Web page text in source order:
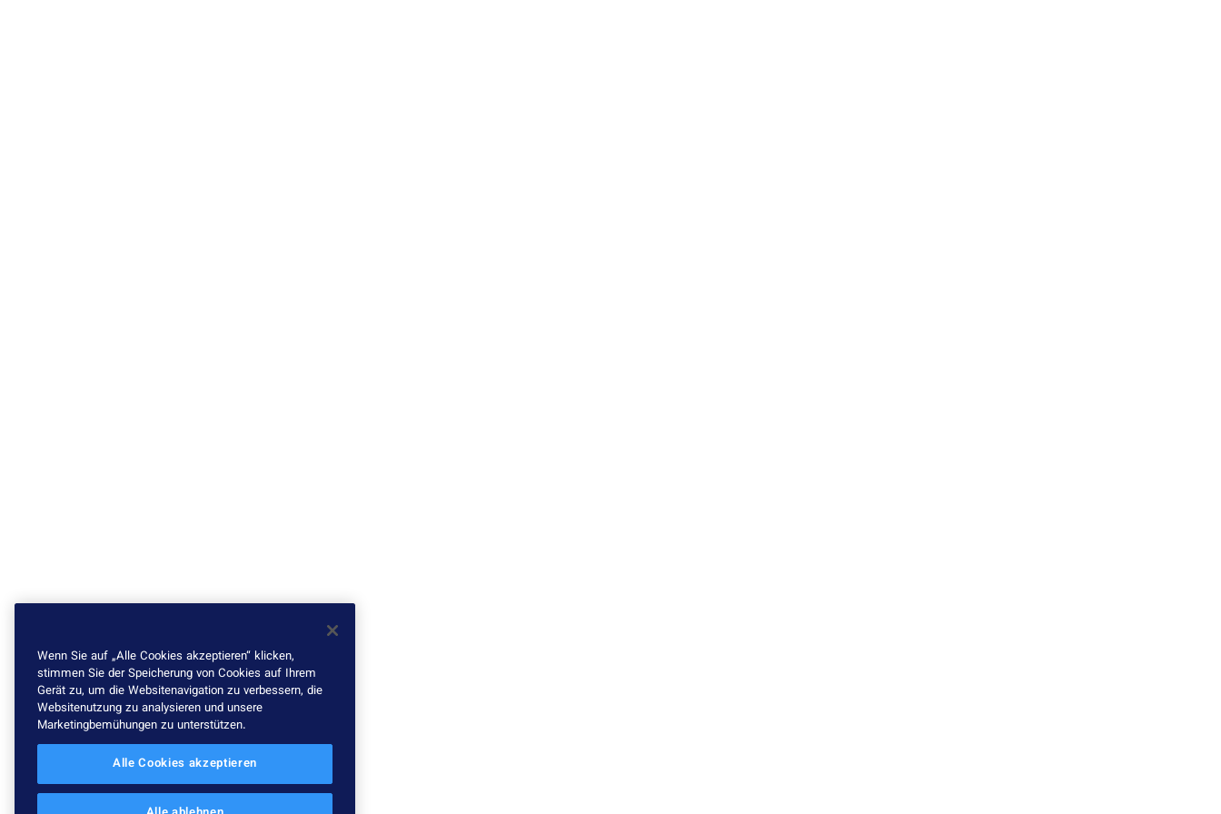
Wenn Sie auf „Alle Cookies akzeptieren“ klicken,
stimmen Sie der Speicherung von Cookies auf Ihrem
Gerät zu, um die Websitenavigation zu verbessern, die
Websitenutzung zu analysieren und unsere
Marketingbemühungen zu unterstützen.
Alle Cookies akzeptieren